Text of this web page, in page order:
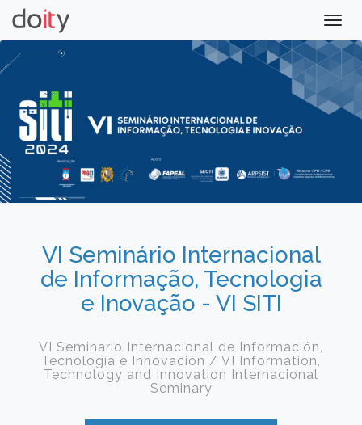
VI Seminário Internacional
de Informação, Tecnologia
e Inovação - VI SITI
VI Seminario Internacional de Información,
Tecnología e Innovación / VI Information,
Technology and Innovation Internacional
Seminary